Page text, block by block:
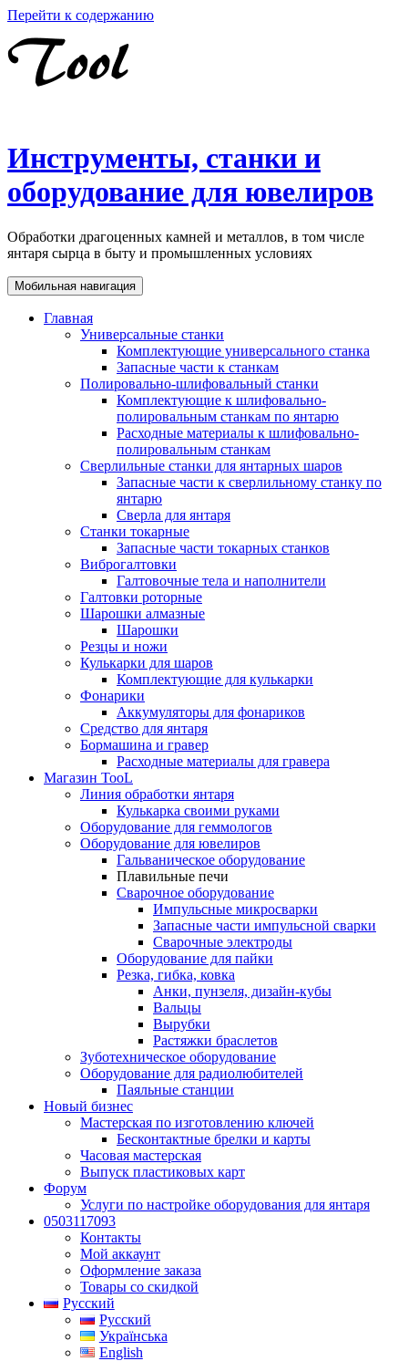
Перейти к содержанию
Инструменты, станки и
оборудование для ювелиров
Обработки драгоценных камней и металлов, в том числе
янтаря сырца в быту и промышленных условиях
Мобильная навигация
Главная
Универсальные станки
Комплектующие универсального станка
Запасные части к станкам
Полировально-шлифовальный станки
Комплектующие к шлифовально-
полировальным станкам по янтарю
Расходные материалы к шлифовально-
полировальным станкам
Сверлильные станки для янтарных шаров
Запасные части к сверлильному станку по
янтарю
Сверла для янтаря
Станки токарные
Запасные части токарных станков
Виброгалтовки
Галтовочные тела и наполнители
Галтовки роторные
Шарошки алмазные
Шарошки
Резцы и ножи
Кулькарки для шаров
Комплектующие для кулькарки
Фонарики
Аккумуляторы для фонариков
Средство для янтаря
Бормашина и гравер
Расходные материалы для гравера
Магазин TooL
Линия обработки янтаря
Кулькарка своими руками
Оборудование для геммологов
Оборудование для ювелиров
Гальваническое оборудование
Плавильные печи
Сварочное оборудование
Импульсные микросварки
Запасные части импульсной сварки
Сварочные электроды
Оборудование для пайки
Резка, гибка, ковка
Анки, пунзеля, дизайн-кубы
Вальцы
Вырубки
Растяжки браслетов
Зуботехническое оборудование
Оборудование для радиолюбителей
Паяльные станции
Новый бизнес
Мастерская по изготовлению ключей
Бесконтактные брелки и карты
Часовая мастерская
Выпуск пластиковых карт
Форум
Услуги по настройке оборудования для янтаря
0503117093
Контакты
Мой аккаунт
Оформление заказа
Товары со скидкой
Русский
Русский
Українська
English